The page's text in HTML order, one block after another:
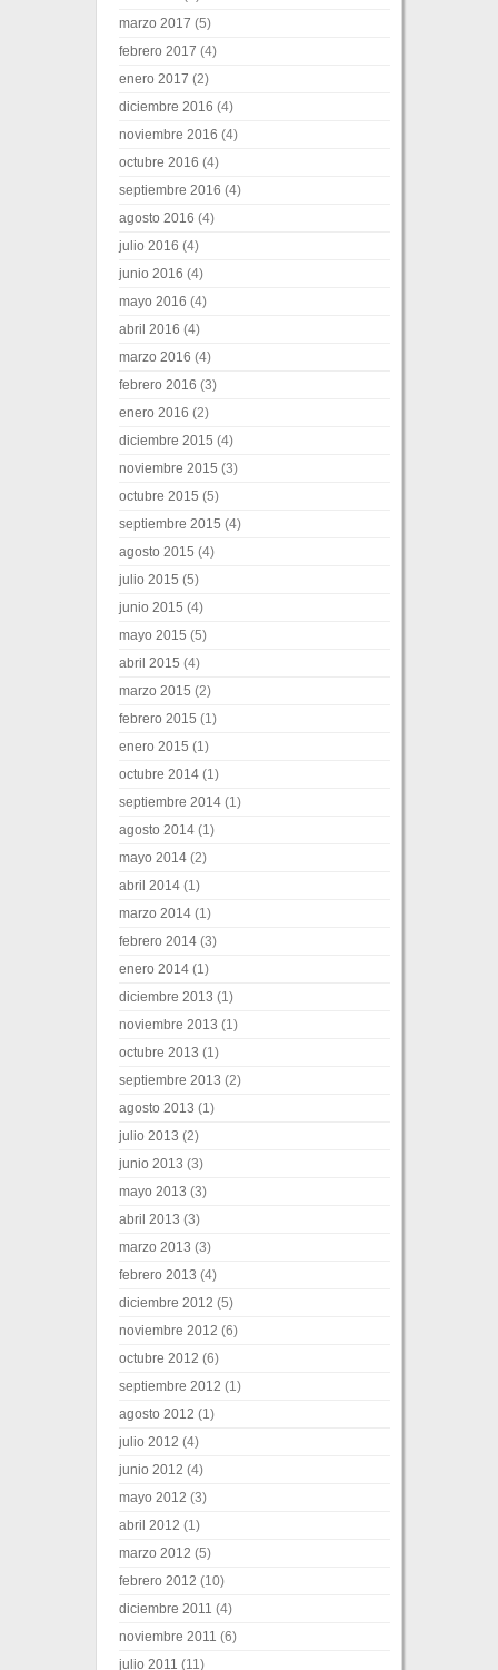
marzo 2017 (5)
febrero 2017 (4)
enero 2017 (2)
diciembre 2016 (4)
noviembre 2016 (4)
octubre 2016 (4)
septiembre 2016 (4)
agosto 2016 (4)
julio 2016 (4)
junio 2016 (4)
mayo 2016 (4)
abril 2016 (4)
marzo 2016 (4)
febrero 2016 (3)
enero 2016 (2)
diciembre 2015 (4)
noviembre 2015 (3)
octubre 2015 (5)
septiembre 2015 (4)
agosto 2015 (4)
julio 2015 (5)
junio 2015 (4)
mayo 2015 (5)
abril 2015 (4)
marzo 2015 (2)
febrero 2015 (1)
enero 2015 (1)
octubre 2014 (1)
septiembre 2014 (1)
agosto 2014 (1)
mayo 2014 (2)
abril 2014 (1)
marzo 2014 (1)
febrero 2014 (3)
enero 2014 (1)
diciembre 2013 (1)
noviembre 2013 (1)
octubre 2013 (1)
septiembre 2013 (2)
agosto 2013 (1)
julio 2013 (2)
junio 2013 (3)
mayo 2013 (3)
abril 2013 (3)
marzo 2013 (3)
febrero 2013 (4)
diciembre 2012 (5)
noviembre 2012 (6)
octubre 2012 (6)
septiembre 2012 (1)
agosto 2012 (1)
julio 2012 (4)
junio 2012 (4)
mayo 2012 (3)
abril 2012 (1)
marzo 2012 (5)
febrero 2012 (10)
diciembre 2011 (4)
noviembre 2011 (6)
julio 2011 (11)